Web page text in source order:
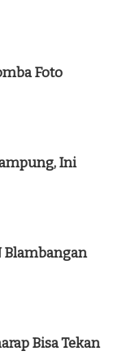
Foto
Ini
Blambangan
Bisa Tekan